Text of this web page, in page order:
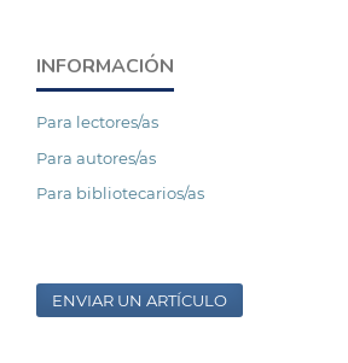
INFORMACIÓN
Para lectores/as
Para autores/as
Para bibliotecarios/as
ENVIAR UN ARTÍCULO